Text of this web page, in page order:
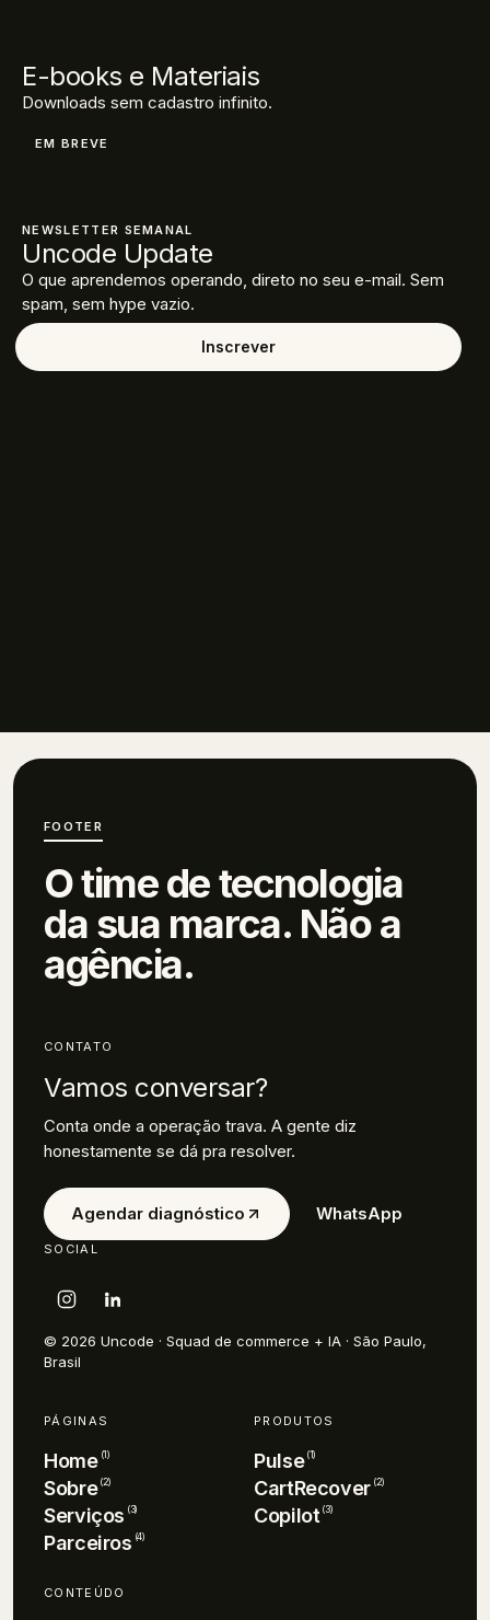
E-books e Materiais
Downloads sem cadastro infinito.
EM BREVE
NEWSLETTER SEMANAL
Uncode Update
O que aprendemos operando, direto no seu e-mail. Sem
spam, sem hype vazio.
Inscrever
FOOTER
O time de tecnologia
da sua marca. Não a
agência.
CONTATO
Vamos conversar?
Conta onde a operação trava. A gente diz
honestamente se dá pra resolver.
Agendar diagnóstico WhatsApp
SOCIAL
© 2026 Uncode · Squad de commerce + IA · São Paulo,
Brasil
PÁGINAS
Home (1)
Sobre (2)
Serviços (3)
Parceiros (4)
PRODUTOS
Pulse (1)
CartRecover (2)
Copilot (3)
CONTEÚDO